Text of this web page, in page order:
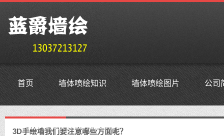
首页 墙体喷绘知识 墙体喷绘图片 公司
鳜鱼外贸抗投诉服务器,免投诉vps,防投诉主机空间,美国
3D手绘墙我们要注意哪些方面呢？